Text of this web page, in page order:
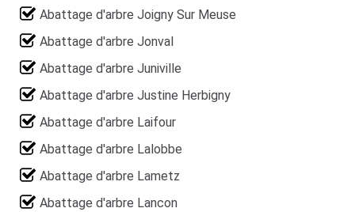
Abattage d'arbre Joigny Sur Meuse
Abattage d'arbre Jonval
Abattage d'arbre Juniville
Abattage d'arbre Justine Herbigny
Abattage d'arbre Laifour
Abattage d'arbre Lalobbe
Abattage d'arbre Lametz
Abattage d'arbre Lancon